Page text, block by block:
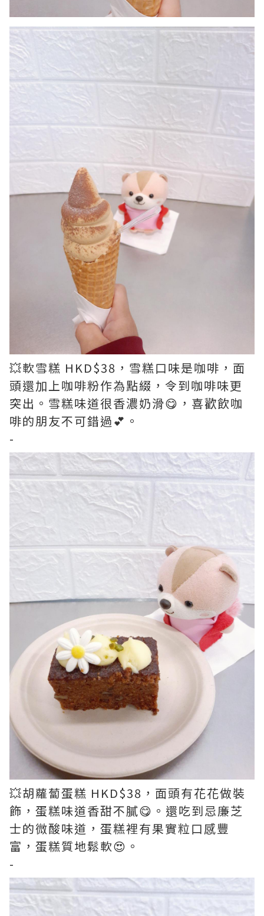
💥軟雪糕 HKD$38，雪糕口味是咖啡，面
頭還加上咖啡粉作為點綴，令到咖啡味更
突出。雪糕味道很香濃奶滑😋，喜歡飲咖
啡的朋友不可錯過💕。
-
💥胡蘿蔔蛋糕 HKD$38，面頭有花花做裝
飾，蛋糕味道香甜不膩😋。還吃到忌廉芝
士的微酸味道，蛋糕裡有果實粒口感豐
富，蛋糕質地鬆軟😍。
-